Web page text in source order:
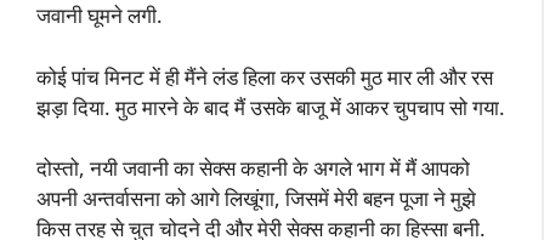
जवानी घूमने लगी.
कोई पांच मिनट में ही मैंने लंड हिला कर उसकी मुठ मार ली और रस
झड़ा दिया. मुठ मारने के बाद मैं उसके बाजू में आकर चुपचाप सो गया.
दोस्तो, नयी जवानी का सेक्स कहानी के अगले भाग में मैं आपको
अपनी अन्तर्वासना को आगे लिखूंगा, जिसमें मेरी बहन पूजा ने मुझे
किस तरह से चुत चोदने दी और मेरी सेक्स कहानी का हिस्सा बनी.